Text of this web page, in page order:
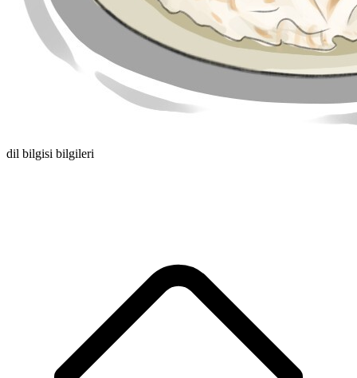
dil bilgisi bilgileri